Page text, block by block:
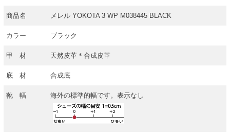
商品名 メレル YOKOTA 3 WP M038445 BLACK
カラー ブラック
甲 材 天然皮革＊合成皮革
底 材 合成底
靴 幅 海外の標準的幅です。表示なし